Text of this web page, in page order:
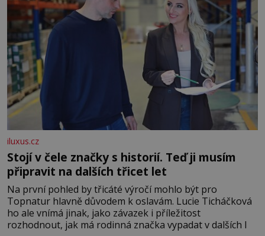
iluxus.cz
Stojí v čele značky s historií. Teď ji musím
připravit na dalších třicet let
Na první pohled by třicáté výročí mohlo být pro
Topnatur hlavně důvodem k oslavám. Lucie Ticháčková
ho ale vnímá jinak, jako závazek i příležitost
rozhodnout, jak má rodinná značka vypadat v dalších l